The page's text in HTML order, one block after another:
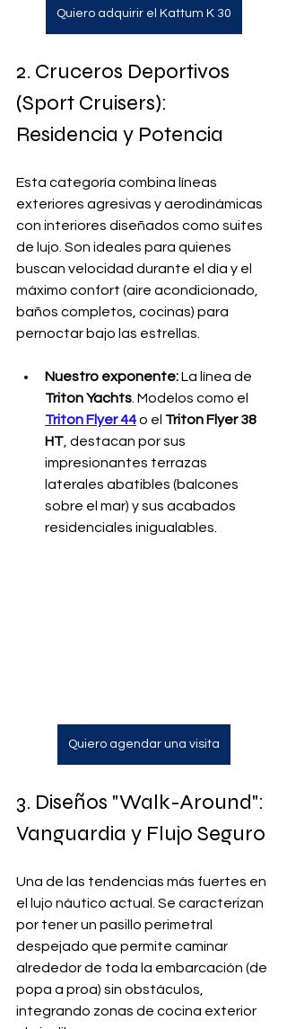
Quiero adquirir el Kattum K 30
2. Cruceros Deportivos
(Sport Cruisers):
Residencia y Potencia
Esta categoría combina líneas
exteriores agresivas y aerodinámicas
con interiores diseñados como suites
de lujo. Son ideales para quienes
buscan velocidad durante el día y el
máximo confort (aire acondicionado,
baños completos, cocinas) para
pernoctar bajo las estrellas.
Nuestro exponente: La línea de
Triton Yachts . Modelos como el
Triton Flyer 44 o el Triton Flyer 38
HT , destacan por sus
impresionantes terrazas
laterales abatibles (balcones
sobre el mar) y sus acabados
residenciales inigualables.
Quiero agendar una visita
3. Diseños "Walk-Around":
Vanguardia y Flujo Seguro
Una de las tendencias más fuertes en
el lujo náutico actual. Se caracterizan
por tener un pasillo perimetral
despejado que permite caminar
alrededor de toda la embarcación (de
popa a proa) sin obstáculos,
integrando zonas de cocina exterior